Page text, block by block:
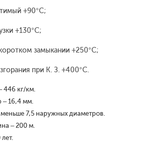
+90°С;
+130°С;
замыкании +250°С;
при К. З. +400°С.
446 кг/км.
– 16,4 мм.
меньше 7,5 наружных диаметров.
– 200 м.